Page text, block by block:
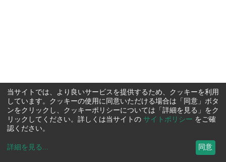
当サイトでは、より良いサービスを提供するため、クッキーを利用
しています。クッキーの使用に同意いただける場合は「同意」ボタ
ンをクリックし、クッキーポリシーについては「詳細を見る」をク
リックしてください。詳しくは当サイトの サイトポリシー をご確
認ください。
詳細を見る ... 同意